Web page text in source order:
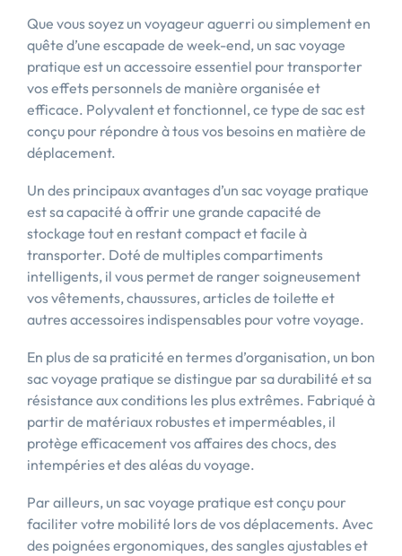
Que vous soyez un voyageur aguerri ou simplement en
quête d’une escapade de week-end, un sac voyage
pratique est un accessoire essentiel pour transporter
vos effets personnels de manière organisée et
efficace. Polyvalent et fonctionnel, ce type de sac est
conçu pour répondre à tous vos besoins en matière de
déplacement.
Un des principaux avantages d’un sac voyage pratique
est sa capacité à offrir une grande capacité de
stockage tout en restant compact et facile à
transporter. Doté de multiples compartiments
intelligents, il vous permet de ranger soigneusement
vos vêtements, chaussures, articles de toilette et
autres accessoires indispensables pour votre voyage.
En plus de sa praticité en termes d’organisation, un bon
sac voyage pratique se distingue par sa durabilité et sa
résistance aux conditions les plus extrêmes. Fabriqué à
partir de matériaux robustes et imperméables, il
protège efficacement vos affaires des chocs, des
intempéries et des aléas du voyage.
Par ailleurs, un sac voyage pratique est conçu pour
faciliter votre mobilité lors de vos déplacements. Avec
des poignées ergonomiques, des sangles ajustables et